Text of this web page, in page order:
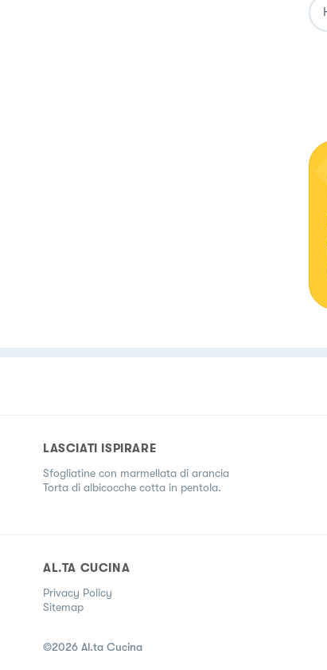
LASCIATI ISPIRARE
Sfogliatine con marmellata di arancia
Torta di albicocche cotta in pentola.
AL.TA CUCINA
Privacy Policy
Sitemap
©2026 Al.ta Cucina